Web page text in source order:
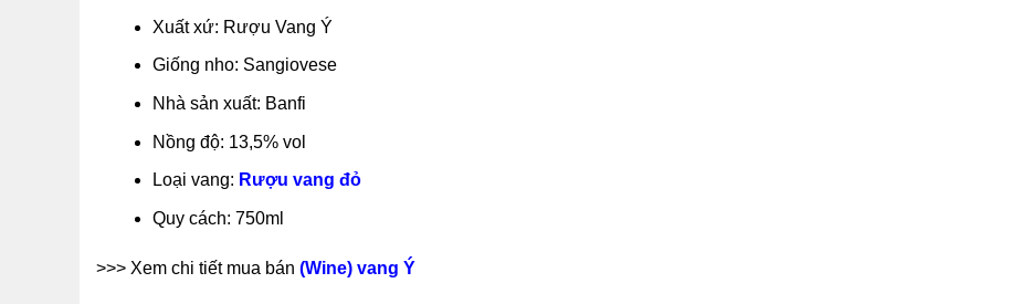
Xuất xứ: Rượu Vang Ý
Giống nho: Sangiovese
Nhà sản xuất: Banfi
Nồng độ: 13,5% vol
Loại vang: Rượu vang đỏ
Quy cách: 750ml
>>> Xem chi tiết mua bán (Wine) vang Ý